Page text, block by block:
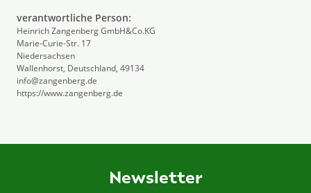
verantwortliche Person:
Heinrich Zangenberg GmbH&Co.KG
Marie-Curie-Str. 17
Niedersachsen
Wallenhorst, Deutschland, 49134
info@zangenberg.de
https://www.zangenberg.de
Newsletter